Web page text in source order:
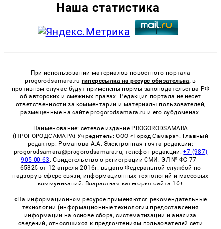
Наша статистика
При использовании материалов новостного портала
progorodsamara.ru гиперссылка на ресурс обязательна, в
противном случае будут применены нормы законодательства РФ
об авторских и смежных правах. Редакция портала не несет
ответственности за комментарии и материалы пользователей,
размещенные на сайте progorodsamara.ru и его субдоменах.
Наименование: сетевое издание PROGORODSAMARA
(ПРОГОРОДСАМАРА) Учредитель: ООО «Город Самара». Главный
редактор: Романова А.А. Электронная почта редакции:
progorodsamara@progorodsamara.ru, телефон редакции:+7 (987)
905-00-63 . Свидетельство о регистрации СМИ: ЭЛ № ФС 77 -
65325 от 12 апреля 2016г. выдано Федеральной службой по
надзору в сфере связи, информационных технологий и массовых
коммуникаций. Возрастная категория сайта 16+
«На информационном ресурсе применяются рекомендательные
технологии (информационные технологии предоставления
информации на основе сбора, систематизации и анализа
сведений, относящихся к предпочтениям пользователей сети